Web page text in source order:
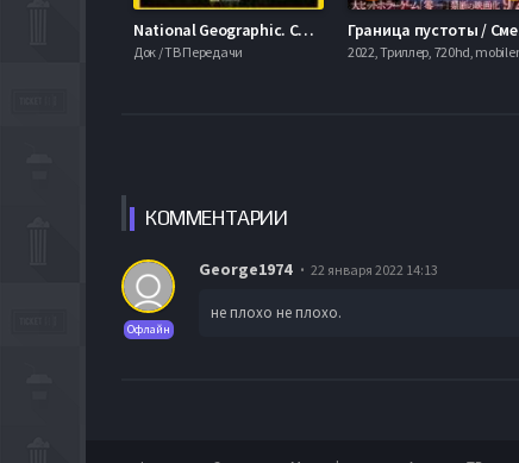
National Geographic. Смертельный бой динозавров (2015)
Док / ТВ Передачи 2022, Триллер, 720hd,
КОММЕНТАРИИ
Офлайн
George1974 22 января 2022 14:13
не плохо не плохо.